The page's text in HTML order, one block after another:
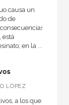
causa un
de
está
en la ...
LÓPEZ
a los que